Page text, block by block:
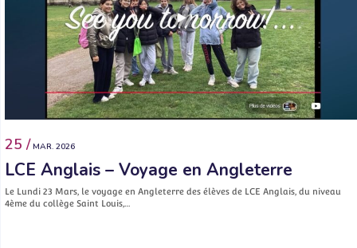
25 / MAR. 2026
LCE Anglais – Voyage en Angleterre
Le Lundi 23 Mars, le voyage en Angleterre des élèves de LCE Anglais, du niveau
4ème du collège Saint Louis,…